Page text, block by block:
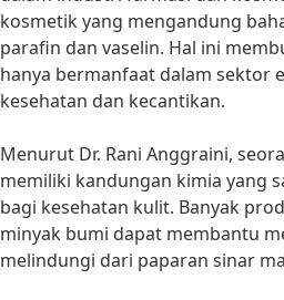
kosmetik yang mengandung
parafin dan vaselin. Hal ini
hanya bermanfaat dalam sektor
kesehatan dan kecantikan.
Menurut Dr. Rani Anggraini,
memiliki kandungan kimia yang
bagi kesehatan kulit. Banyak
minyak bumi dapat membantu
melindungi dari paparan sinar